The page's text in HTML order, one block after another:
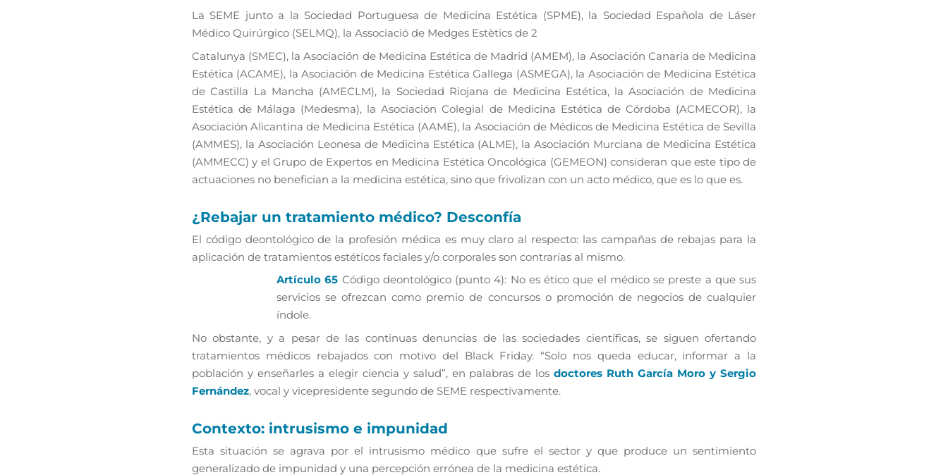
La SEME junto a la Sociedad Portuguesa de Medicina Estética (SPME), la Sociedad Española de Láser
Médico Quirúrgico (SELMQ), la Associació de Medges Estètics de 2
Catalunya (SMEC), la Asociación de Medicina Estética de Madrid (AMEM), la Asociación Canaria de Medicina
Estética (ACAME), la Asociación de Medicina Estética Gallega (ASMEGA), la Asociación de Medicina Estética
de Castilla La Mancha (AMECLM), la Sociedad Riojana de Medicina Estética, la Asociación de Medicina
Estética de Málaga (Medesma), la Asociación Colegial de Medicina Estética de Córdoba (ACMECOR), la
Asociación Alicantina de Medicina Estética (AAME), la Asociación de Médicos de Medicina Estética de Sevilla
(AMMES), la Asociación Leonesa de Medicina Estética (ALME), la Asociación Murciana de Medicina Estética
(AMMECC) y el Grupo de Expertos en Medicina Estética Oncológica (GEMEON) consideran que este tipo de
actuaciones no benefician a la medicina estética, sino que frivolizan con un acto médico, que es lo que es.
¿Rebajar un tratamiento médico? Desconfía
El código deontológico de la profesión médica es muy claro al respecto: las campañas de rebajas para la
aplicación de tratamientos estéticos faciales y/o corporales son contrarias al mismo.
Artículo 65 Código deontológico (punto 4): No es ético que el médico se preste a que sus
servicios se ofrezcan como premio de concursos o promoción de negocios de cualquier
índole.
No obstante, y a pesar de las continuas denuncias de las sociedades científicas, se siguen ofertando
tratamientos médicos rebajados con motivo del Black Friday. “Solo nos queda educar, informar a la
población y enseñarles a elegir ciencia y salud”, en palabras de losdoctores Ruth García Moro y Sergio
Fernández, vocal y vicepresidente segundo de SEME respectivamente.
Contexto: intrusismo e impunidad
Esta situación se agrava por el intrusismo médico que sufre el sector y que produce un sentimiento
generalizado de impunidad y una percepción errónea de la medicina estética.